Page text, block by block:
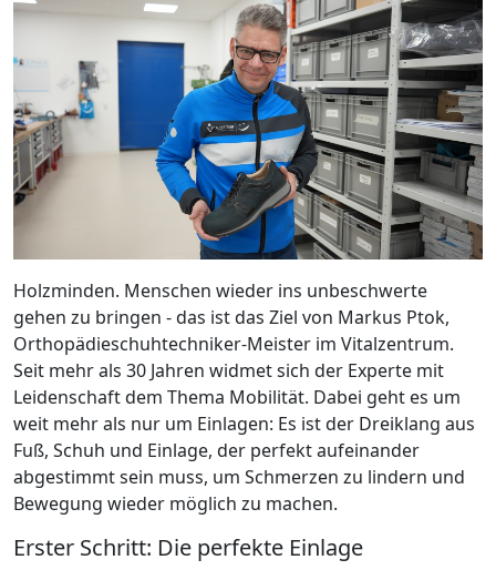
Holzminden. Menschen wieder ins unbeschwerte
gehen zu bringen - das ist das Ziel von Markus Ptok,
Orthopädieschuhtechniker-Meister im Vitalzentrum.
Seit mehr als 30 Jahren widmet sich der Experte mit
Leidenschaft dem Thema Mobilität. Dabei geht es um
weit mehr als nur um Einlagen: Es ist der Dreiklang aus
Fuß, Schuh und Einlage, der perfekt aufeinander
abgestimmt sein muss, um Schmerzen zu lindern und
Bewegung wieder möglich zu machen.
Erster Schritt: Die perfekte Einlage